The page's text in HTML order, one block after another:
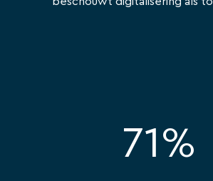
71%